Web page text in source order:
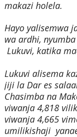
makazi holela.
Hayo yalisemwa
wa ardhi,
Lukuvi, katika
Lukuvi alisema
jiji la Dar es
Chasimba na
viwanja 4,818
viwanja 4,665
umilikishaji